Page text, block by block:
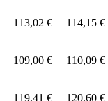
113,02 € 114,15 €
109,00 € 110,09 €
119,41 € 120,60 €